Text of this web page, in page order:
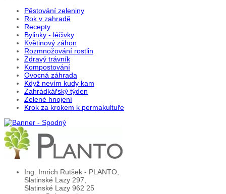
Pěstování zeleniny
Rok v zahradě
Recepty
Bylinky - léčivky
Květinový záhon
Rozmnožování rostlin
Zdravý trávník
Kompostování
Ovocná záhrada
Když nevím kudy kam
Zahrádkářský týden
Zelené hnojení
Krok za krokem k permakultuře
Ing. Imrich Rutšek - PLANTO,
Slatinské Lazy 297,
Slatinské Lazy 962 25